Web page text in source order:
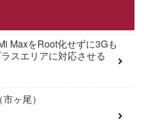
MaxをRoot化せずに3Gも
スエリアに対応させる
ヶ尾）